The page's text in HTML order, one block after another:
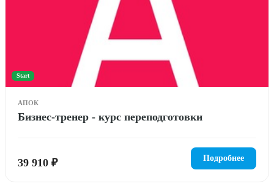
Start
АПОК
Бизнес-тренер - курс переподготовки
39 910 ₽ Подробнее